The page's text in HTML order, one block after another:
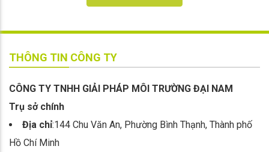
THÔNG TIN CÔNG TY
CÔNG TY TNHH GIẢI PHÁP MÔI TRƯỜNG ĐẠI NAM
Trụ sở chính
Địa chỉ:144 Chu Văn An, Phường Bình Thạnh, Thành phố
Hồ Chí Minh